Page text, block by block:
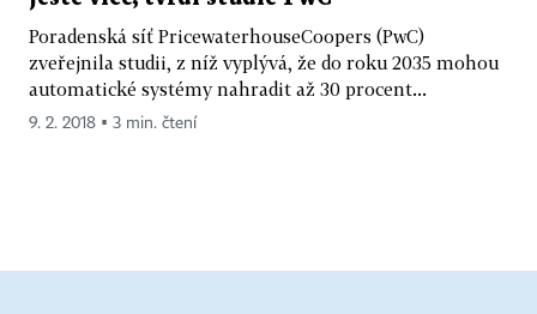
Poradenská síť PricewaterhouseCoopers (PwC)
zveřejnila studii, z níž vyplývá, že do roku 2035 mohou
automatické systémy nahradit až 30 procent...
9. 2. 2018 ▪ 3 min. čtení